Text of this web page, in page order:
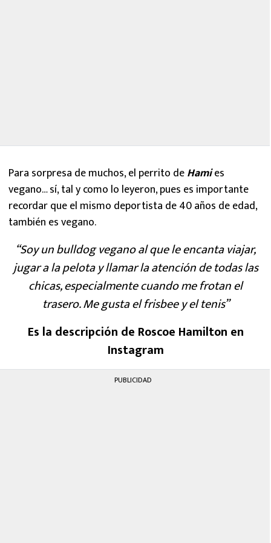
Para sorpresa de muchos, el perrito deHamies
vegano… sí, tal y como lo leyeron, pues es importante
recordar que el mismo deportista de 40 años de edad,
también es vegano.
“Soy un bulldog vegano al que le encanta viajar,
jugar a la pelota y llamar la atención de todas las
chicas, especialmente cuando me frotan el
trasero. Me gusta el frisbee y el tenis”
Es la descripción de Roscoe Hamilton en
Instagram
PUBLICIDAD